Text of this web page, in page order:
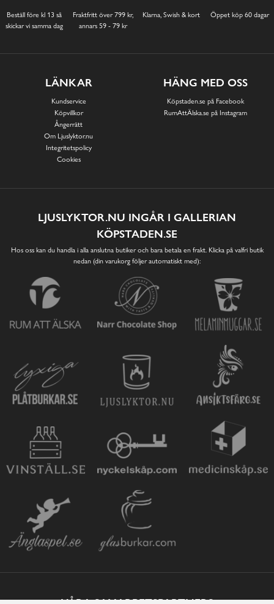
Beställ före kl 13 så
skickar vi samma dag
Fraktfritt över 799 kr,
annars 59 - 79 kr
Klarna, Swish & kort Öppet köp 60 dagar
LÄNKAR
Kundservice
Köpvillkor
Ångerrätt
Om Ljuslyktor.nu
Integritetspolicy
Cookies
HÄNG MED OSS
Köpstaden.se på Facebook
RumAttÄlska.se på Instagram
LJUSLYKTOR.NU INGÅR I GALLERIAN
KÖPSTADEN.SE
Hos oss kan du handla i alla anslutna butiker och bara betala en frakt. Klicka på valfri butik
nedan (din varukorg följer automatiskt med):